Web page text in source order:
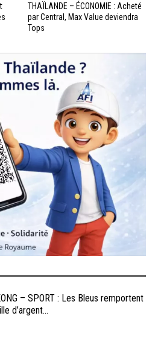
THAÏLANDE – ÉCONOMIE : Acheté
par Central, Max Value deviendra
Tops
– SPORT : Les Bleus remportent
d’argent...